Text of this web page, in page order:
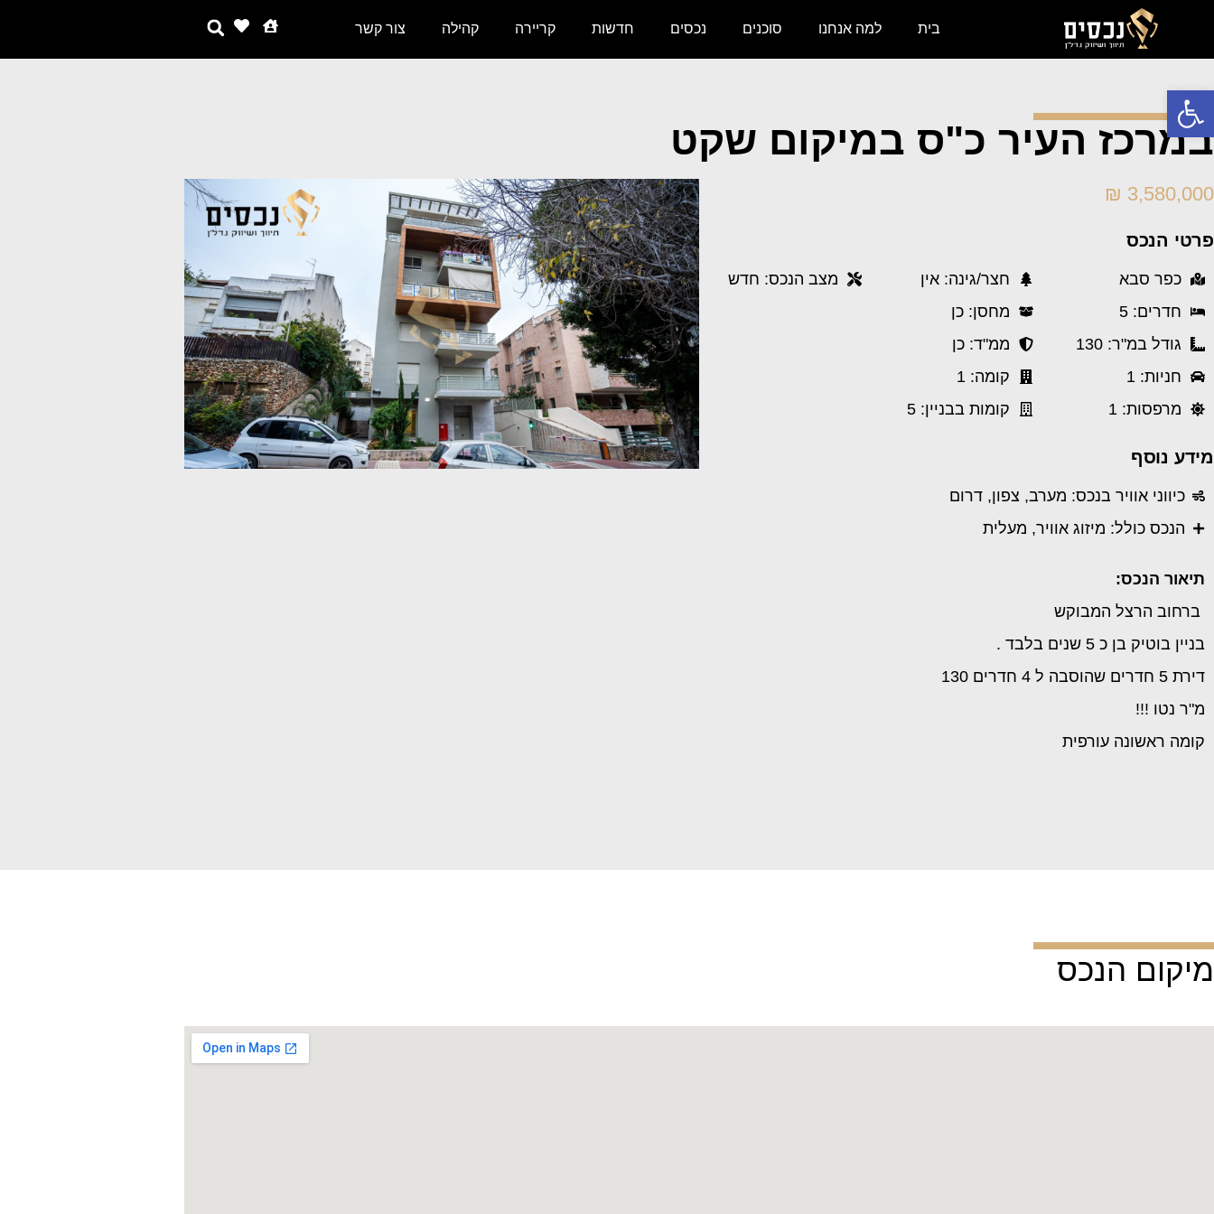
פתח סרגל נגישות
בית למה אנחנו סוכנים נכסים חדשות קריירה קהילה צור קשר
במרכז העיר כ"ס במיקום שקט
3,580,000 ₪
פרטי הנכס
כפר סבא
חדרים: 5
גודל במ"ר: 130
חניות: 1
מרפסות: 1
חצר/גינה: אין
מחסן: כן
ממ"ד: כן
קומה: 1
קומות בבניין: 5
מצב הנכס: חדש
מידע נוסף
כיווני אוויר בנכס: מערב, צפון, דרום
הנכס כולל: מיזוג אוויר, מעלית
תיאור הנכס:
ברחוב הרצל המבוקש
בניין בוטיק בן כ 5 שנים בלבד .
דירת 5 חדרים שהוסבה ל 4 חדרים 130
מ"ר נטו !!!
קומה ראשונה עורפית
מיקום הנכס